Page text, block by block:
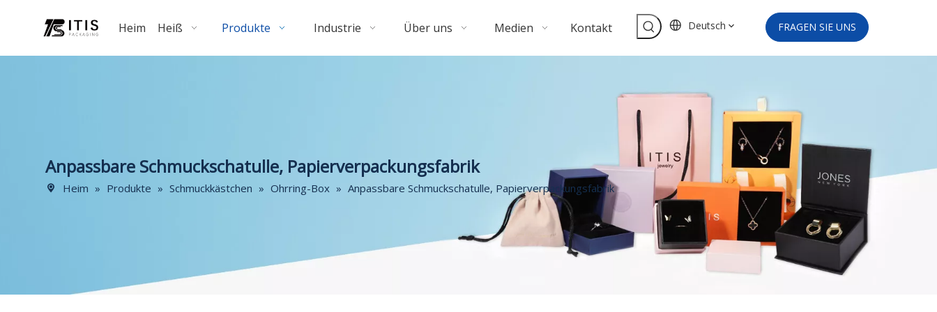
Heim Heiß Produkte Industrie Über uns Medien Kontakt Deutsch FRAGEN SIE UNS
Anpassbare Schmuckschatulle, Papierverpackungsfabrik
Heim » Produkte » Schmuckkästchen » Ohrring-Box » Anpassbare Schmuckschatulle, Papierverpackungsfabrik